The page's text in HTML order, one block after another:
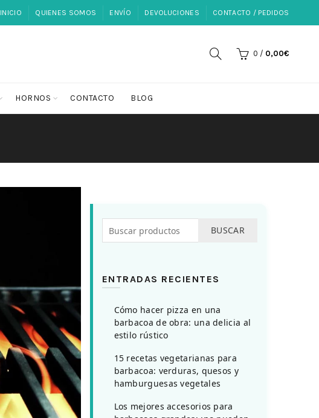
INICIO QUIENES SOMOS ENVÍO DEVOLUCIONES CONTACTO / PEDIDOS
0 / 0,00€
HORNOS CONTACTO BLOG
BUSCAR
ENTRADAS RECIENTES
Cómo hacer pizza en una
barbacoa de obra: una delicia al
estilo rústico
15 recetas vegetarianas para
barbacoa: verduras, quesos y
hamburguesas vegetales
Los mejores accesorios para